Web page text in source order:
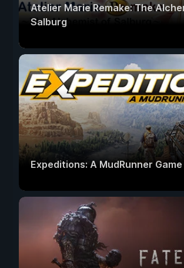
Atelier Marie Remake: The
Salburg
Expeditions: A MudRunner Game